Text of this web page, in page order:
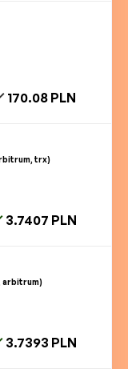
170.08 PLN
trx)
3.7407 PLN
arbitrum)
3.7393 PLN